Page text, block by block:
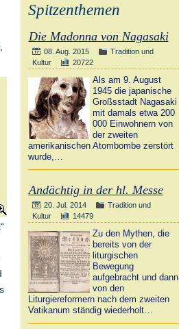
Spitzenthemen
Die Madonna von Nagasaki
08. Aug. 2015
Tradition und
Kultur
20722
Als am 9. August
1945 die japanische
Großsstadt Nagasaki
mit damals etwa 200
000 Einwohnern von
der zweiten
amerikanischen Atombombe zerstört
wurde,…
Andächtig in der hl. Messe
20. Jul. 2014
Tradition und
Kultur
14479
Zu den Mythen, die
bereits von der
liturgischen
Bewegung
aufgebracht und dann
von den
Liturgiereformern nach dem zweiten
Vatikanum ständig wiederholt…